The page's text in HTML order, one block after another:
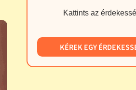
Kattints az
KÉREK EGY